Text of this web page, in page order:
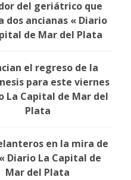
del geriátrico que
dos ancianas « Diario
de Mar del Plata
el regreso de la
para este viernes
La Capital de Mar del
Plata
en la mira de
Diario La Capital de
Mar del Plata